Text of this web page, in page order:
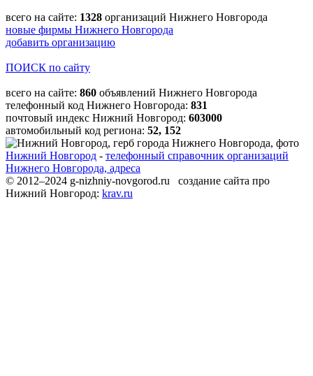
всего на сайте: 1328 организаций Нижнего Новгорода
новые фирмы Нижнего Новгорода
добавить организацию
ПОИСК по сайту
всего на сайте: 860 объявлений Нижнего Новгорода
телефонный код Нижнего Новгорода: 831
почтовый индекс Нижний Новгород: 603000
автомобильный код региона: 52, 152
Нижний Новгород - телефонный справочник организаций
Нижнего Новгорода, адреса
© 2012–2024 g-nizhniy-novgorod.ru создание сайта про
Нижний Новгород: krav.ru